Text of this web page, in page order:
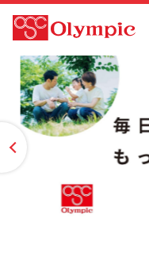
店舗情報・チラシ
食品専門店
ディスカウントストア